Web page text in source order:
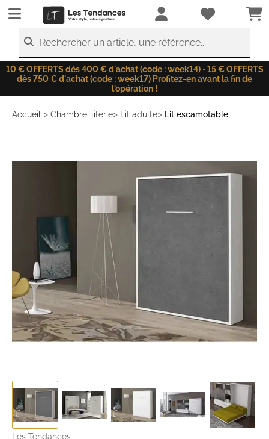
LesTendances.fr
Rechercher un article, une référence...
10 € OFFERTS dès 400 € d'achat (code : week14) • 15 € OFFERTS
dès 750 € d'achat (code : week17) Profitez-en avant la fin de
l'opération !
Accueil > Chambre, literie> Lit adulte> Lit escamotable
Les Tendances